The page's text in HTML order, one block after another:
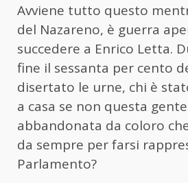
Avviene tutto questo
del Nazareno, è guerra
succedere a Enrico Letta.
fine il sessanta per cento
disertato le urne, chi è
a casa se non questa
abbandonata da coloro
da sempre per farsi
Parlamento?